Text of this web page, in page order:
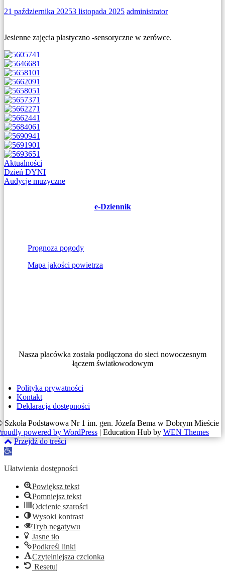
21 października 20253 listopada 2025 administrator
Jesienne zajęcia plastyczno -sensoryczne w zerówce.
Aktualności
Nawigacja
wpisu
Dzień DYNI
Audycje muzyczne
e-Dziennik
Prognoza pogody
Mapa jakości powietrza
Nasza placówka została podłączona do sieci nowoczesnym
łączem światłowodowym
Polityka prywatności
Kontakt
Deklaracja dostępności
Szkoła Podstawowa Nr 1 im. gen. Józefa Bema w Dobrym Mieście
powered by WordPress | Education Hub by WEN Themes
Przejdź do treści
Otwórz
narzędzi
Ułatwienia dostępności
Powiększ tekst
Pomniejsz tekst
Odcienie szarości
Wysoki kontrast
Tryb negatywu
Jasne tło
Podkreśl linki
Czytelniejsza czcionka
Resetuj